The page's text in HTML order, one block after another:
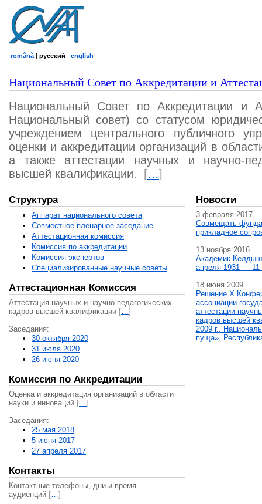
română | русский | english
Национальный Совет по Аккредитации и
Национальный Совет по Аккредитации и
Национальный совет) со статусом
учреждением центрального публичного
оценки и аккредитации организаций в
а также аттестации научных и научно-
высшей квалификации.
[…]
Структура
Аппарат национального совета
Совместное пленарное заседание
Аттестационная комисcия
Комиссия по аккредитации
Комиссия экспертов
Специализированные научные советы
Аттестационная Комиссия
Аттестация научных и научно-педагогических
кадров высшей квалификации […]
Заседания:
30 октября 2020
31 июля 2020
26 июня 2020
Комиссия по Аккредитации
Оценка и аккредитация организаций в области
науки и инноваций […]
Заседания:
25 мая 2018
5 июня 2017
27 апреля 2017
Контакты
Контактные телефоны, дни и время
аудиенций […]
Новости
3 февраля 2017
Совмещать
прикладное
13 ноября 2016
Академик
апреля 1931 — 11
18 июня 2009
Решение X
ассоциации
аттестации
кадров высшей
2009 г.,
пуща»,